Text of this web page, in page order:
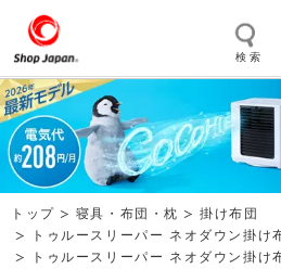
検 索
トゥルースリーパー ソイリッチ
掃除機 クッキングプロ
エアコン オーラ
トップ 寝具・布団・枕
掛け布団
トゥルースリーパー ネオダウン掛け
トゥルースリーパー ネオダウン掛け